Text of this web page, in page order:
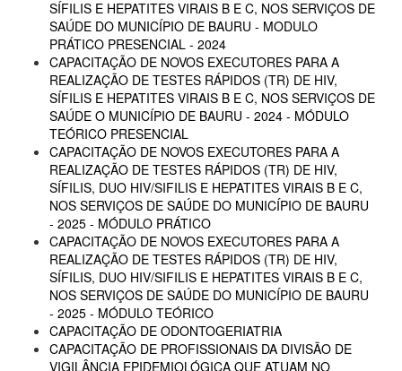
SÍFILIS E HEPATITES VIRAIS B E C, NOS SERVIÇOS DE
SAÚDE DO MUNICÍPIO DE BAURU - MODULO
PRÁTICO PRESENCIAL - 2024
CAPACITAÇÃO DE NOVOS EXECUTORES PARA A
REALIZAÇÃO DE TESTES RÁPIDOS (TR) DE HIV,
SÍFILIS E HEPATITES VIRAIS B E C, NOS SERVIÇOS DE
SAÚDE O MUNICÍPIO DE BAURU - 2024 - MÓDULO
TEÓRICO PRESENCIAL
CAPACITAÇÃO DE NOVOS EXECUTORES PARA A
REALIZAÇÃO DE TESTES RÁPIDOS (TR) DE HIV,
SÍFILIS, DUO HIV/SIFILIS E HEPATITES VIRAIS B E C,
NOS SERVIÇOS DE SAÚDE DO MUNICÍPIO DE BAURU
- 2025 - MÓDULO PRÁTICO
CAPACITAÇÃO DE NOVOS EXECUTORES PARA A
REALIZAÇÃO DE TESTES RÁPIDOS (TR) DE HIV,
SÍFILIS, DUO HIV/SIFILIS E HEPATITES VIRAIS B E C,
NOS SERVIÇOS DE SAÚDE DO MUNICÍPIO DE BAURU
- 2025 - MÓDULO TEÓRICO
CAPACITAÇÃO DE ODONTOGERIATRIA
CAPACITAÇÃO DE PROFISSIONAIS DA DIVISÃO DE
VIGILÂNCIA EPIDEMIOLÓGICA QUE ATUAM NO